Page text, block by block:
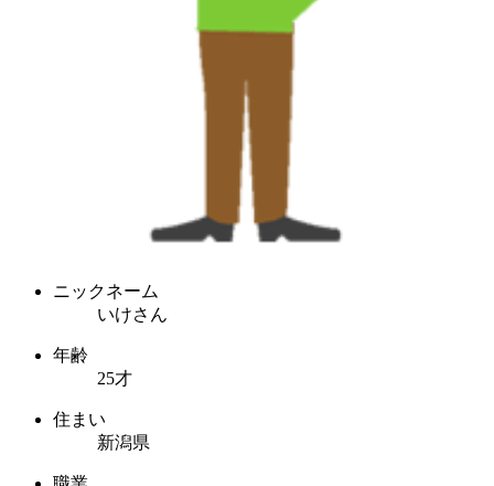
ニックネーム
いけさん
年齢
25才
住まい
新潟県